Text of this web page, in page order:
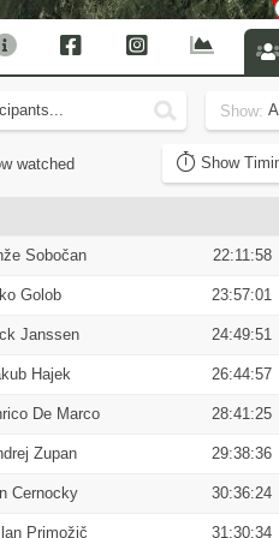
25
27
121
Show:
watched
Sobočan 22:11:58
Golob 23:57:01
Janssen 24:49:51
Hajek 26:44:57
De Marco 28:41:25
Zupan 29:38:36
Cernocky 30:36:24
Primožič 31:30:34